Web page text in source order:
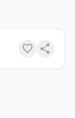
favorite share